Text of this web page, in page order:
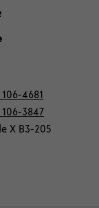
​4681
​3847
X B3-​205